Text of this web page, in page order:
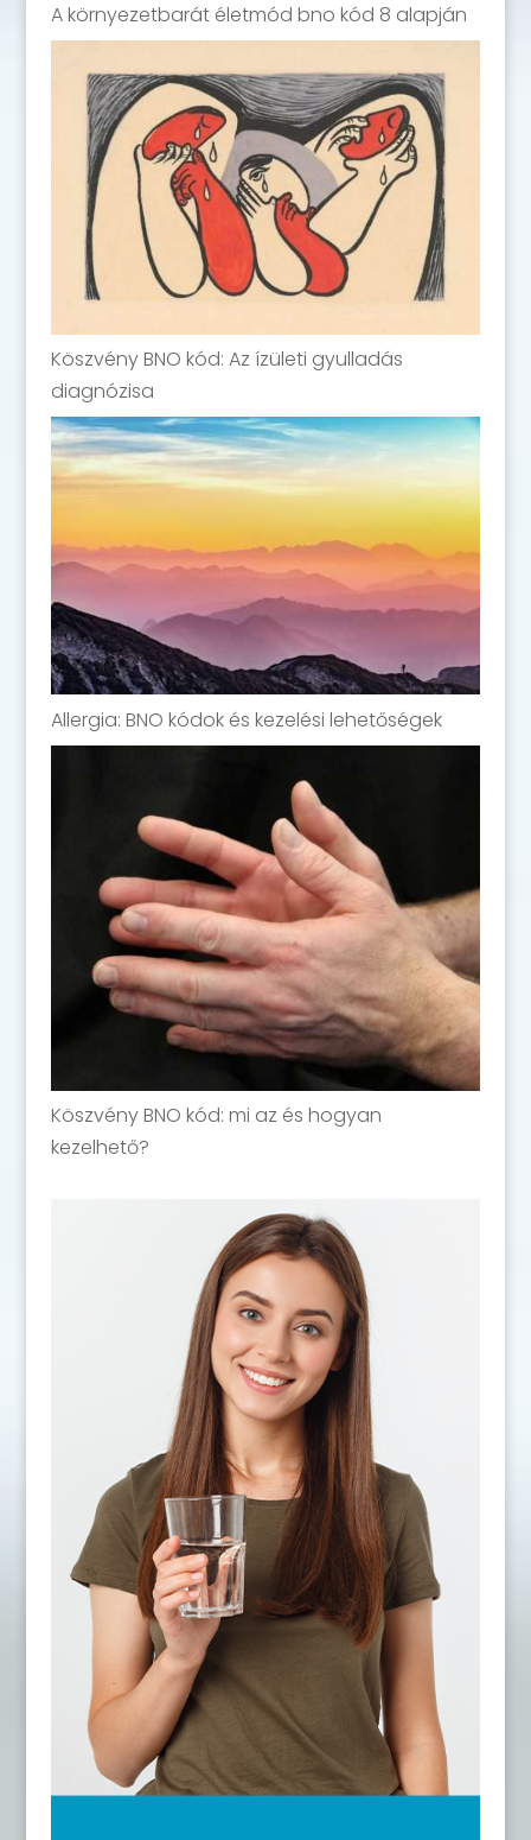
A környezetbarát életmód bno kód 8 alapján
Köszvény BNO kód: Az ízületi gyulladás
diagnózisa
Allergia: BNO kódok és kezelési lehetőségek
Köszvény BNO kód: mi az és hogyan
kezelhető?